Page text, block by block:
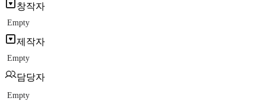
창작자
Empty
제작자
Empty
담당자
Empty